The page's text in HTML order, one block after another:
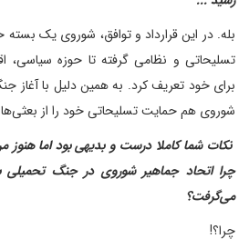
بله. در این قرارداد و توافق، شوروی یک
تسلیحاتی و نظامی گرفته تا حوزه سیاسی،
برای خود تعریف کرد. به همین دلیل با آغاز
شوروی هم حمایت تسلیحاتی خود را از
نکات شما کاملا درست و بدیهی بود‌ اما هنوز
چرا اتحاد جماهیر شوروی در جنگ
می‌گرفت؟
چرا؟!